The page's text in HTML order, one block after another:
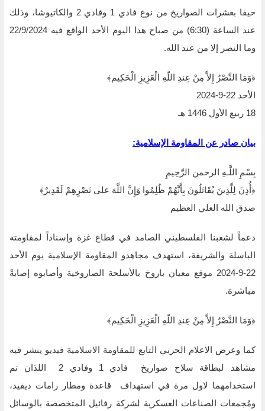
حيفا بعشرات الصواريخ من نوع فادي 1 وفادي 2 والكاتيوشا، وذلك
عند الساعة (6:30) من ‏صباح هذا اليوم الأحد الواقع فيه 22/9/2024
وما النصر إلا من عند الله.‏
‏﴿وَمَا النَّصْرُ إِلاَّ مِنْ عِندِ اللّهِ الْعَزِيزِ الْحَكِيم﴾‏
الأحد 22-9-2024‏
بيان صادر عن المقاومة الإسلامية:
بِسْمِ اللَّـهِ الرحمن الرَّحِيمِ
‏﴿أُذِنَ لِلَّذِينَ يُقَاتَلُونَ بِأَنَّهُمْ ظُلِمُوا وَإِنَّ اللَّهَ على نَصْرِهِمْ لَقَدِيرٌ﴾‏
صدق الله العلي العظيم
دعماً لشعبنا الفلسطيني الصامد في قطاع غزة وإسناداً لمقاومته
الباسلة ‌‏‌‏‌والشريفة،‎ ‎استهدف مجاهدو ‏المقاومة الإسلامية يوم الأحد
22-9-2024 موقع معيان باروخ بالأسلحة الصاروخية وأصابوه ‏إصابةً
مباشرة.‏
‏﴿وَمَا النَّصْرُ إِلاَّ مِنْ عِندِ اللّهِ الْعَزِيزِ الْحَكِيم﴾‏
كما وعرض الاعلام الحربي التابع للمقاومة الاسلامية فيديو ينشر فيه
مشاهد لبطاقة سلاح صواريخ فادي 1 وفادي 2 اللذان تم
استخدامهما لاول مرة في استهداف قاعدة ومطار رامات ديفيد،
ومُجمعات الصناعات العسكرية ‏لشركة رفائيل المتخصصة بالوسائل